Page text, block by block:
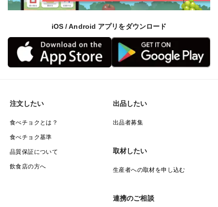
iOS / Android アプリをダウンロード
注文したい
食べチョクとは？
食べチョク基準
品質保証について
飲食店の方へ
出品したい
出品者募集
取材したい
生産者への取材を申し込む
連携のご相談